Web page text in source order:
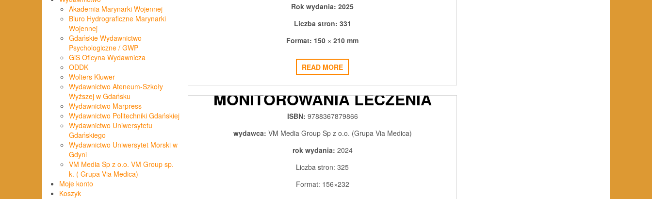
Akademia Marynarki Wojennej
Biuro Hydrograficzne Marynarki
Wojennej
Gdańskie Wydawnictwo
Psychologiczne / GWP
GiS Oficyna Wydawnicza
ODDK
Wolters Kluwer
Wydawnictwo Ateneum-Szkoły
Wyższej w Gdańsku
Wydawnictwo Marpress
Wydawnictwo Politechniki Gdańskiej
Wydawnictwo Uniwersytetu
Gdańskiego
Wydawnictwo Uniwersytet Morski w
Gdyni
VM Media Sp z o.o. VM Group sp.
k. ( Grupa Via Medica)
Moje konto
Koszyk
2025-09-09 ADMIN3992
Rok wydania: 2025
Liczba stron: 331
Format: 150 × 210 mm
READ MORE
DIAGNOSTYKA OBRAZOWA
CHORÓB REUMATYCZNYCH I
MONITOROWANIA LECZENIA
TOM 4
2024-04-22 ADMIN3992 0
ISBN: 9788367879866
wydawca: VM Media Group Sp z o.o. (Grupa Via Medica)
rok wydania: 2024
Liczba stron: 325
Format: 156×232